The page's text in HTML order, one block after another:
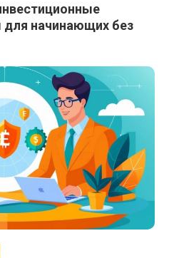
начинающих без